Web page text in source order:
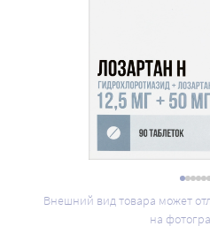
Внешний вид товара может
на